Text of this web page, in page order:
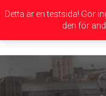
navigation
Detta är en testsida! Gör
den för